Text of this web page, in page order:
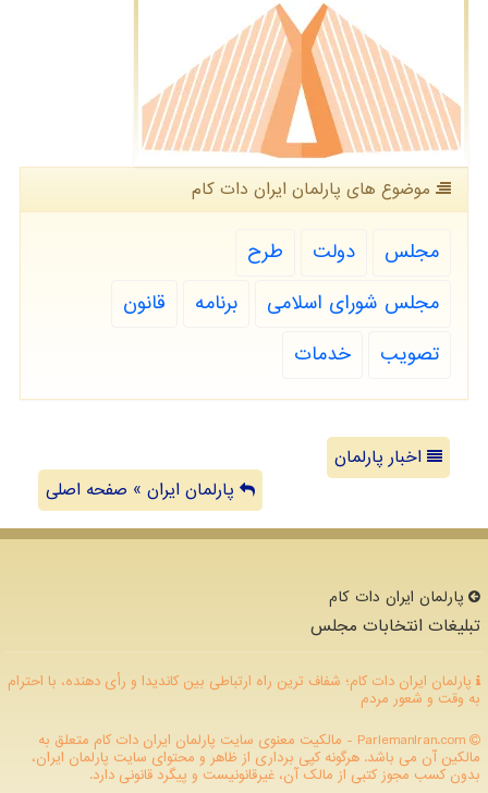
موضوع های پارلمان ایران دات كام
مجلس دولت
طرح
مجلس شورای اسلامی
برنامه
قانون
تصویب
خدمات
اخبار پارلمان
پارلمان ایران » صفحه اصلی
پارلمان ایران دات كام
تبلیغات انتخابات مجلس
پارلمان ایران دات کام؛ شفاف ترین راه ارتباطی بین کاندیدا و رأی دهنده، با احترام
به وقت و شعور مردم
ParlemanIran.com - مالکیت معنوی سایت پارلمان ایران دات كام متعلق به
مالکین آن می باشد. هرگونه کپی برداری از ظاهر و محتوای سایت پارلمان ایران،
بدون کسب مجوز کتبی از مالک آن، غیرقانونیست و پیگرد قانونی دارد.